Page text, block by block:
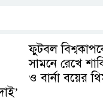
ফুটবল
সামনে রেখে
ও বার্না বয়ের